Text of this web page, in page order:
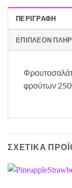
ΠΕΡΙΓΡΑΦΉ
ΕΠΙΠΛΈΟΝ
φρούτων
ΣΧΕΤΙΚΆ